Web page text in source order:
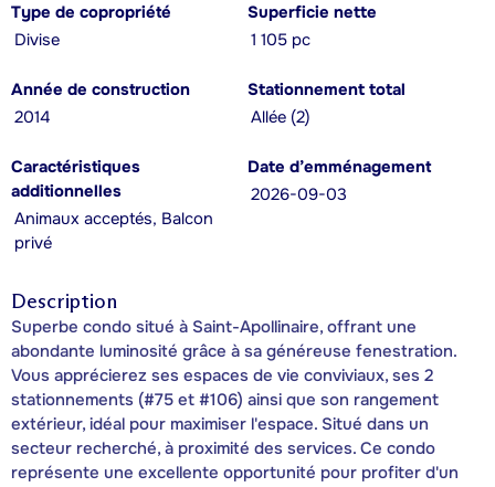
Type de copropriété
Divise
Superficie nette
1 105 pc
Année de construction
2014
Stationnement total
Allée (2)
Caractéristiques
additionnelles
Animaux acceptés, Balcon
privé
Date d’emménagement
2026-09-03
Description
Superbe condo situé à Saint-Apollinaire, offrant une
abondante luminosité grâce à sa généreuse fenestration.
Vous apprécierez ses espaces de vie conviviaux, ses 2
stationnements (#75 et #106) ainsi que son rangement
extérieur, idéal pour maximiser l'espace. Situé dans un
secteur recherché, à proximité des services. Ce condo
représente une excellente opportunité pour profiter d'un